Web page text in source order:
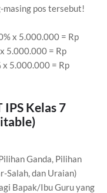
masing pos tersebut!
x 5.000.000 = Rp
5.000.000 = Rp
5.000.000 = Rp
Kelas 7
Ganda, Pilihan
Salah, dan Uraian)
Bapak/Ibu Guru yang